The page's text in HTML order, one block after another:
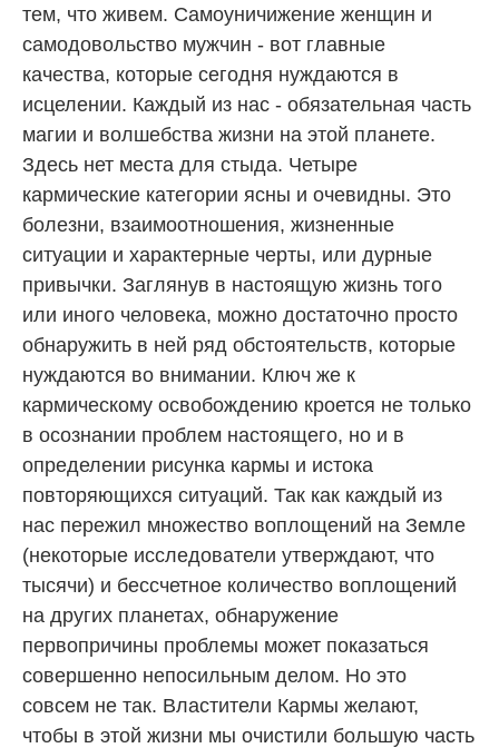
тем, что живем. Самоуничижение женщин и
самодовольство мужчин - вот главные
качества, которые сегодня нуждаются в
исцелении. Каждый из нас - обязательная часть
магии и волшебства жизни на этой планете.
Здесь нет места для стыда. Четыре
кармические категории ясны и очевидны. Это
болезни, взаимоотношения, жизненные
ситуации и характерные черты, или дурные
привычки. Заглянув в настоящую жизнь того
или иного человека, можно достаточно просто
обнаружить в ней ряд обстоятельств, которые
нуждаются во внимании. Ключ же к
кармическому освобождению кроется не только
в осознании проблем настоящего, но и в
определении рисунка кармы и истока
повторяющихся ситуаций. Так как каждый из
нас пережил множество воплощений на Земле
(некоторые исследователи утверждают, что
тысячи) и бессчетное количество воплощений
на других планетах, обнаружение
первопричины проблемы может показаться
совершенно непосильным делом. Но это
совсем не так. Властители Кармы желают,
чтобы в этой жизни мы очистили большую часть